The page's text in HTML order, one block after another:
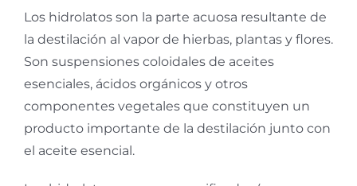
Los hidrolatos son la parte acuosa resultante de
la destilación al vapor de hierbas, plantas y flores.
Son suspensiones coloidales de aceites
esenciales, ácidos orgánicos y otros
componentes vegetales que constituyen un
producto importante de la destilación junto con
el aceite esencial.